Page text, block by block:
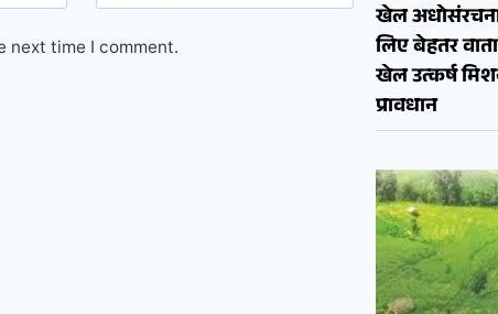
next time I comment.
खेल
लिए बेहतर
खेल उत्कर्ष
प्रावधान